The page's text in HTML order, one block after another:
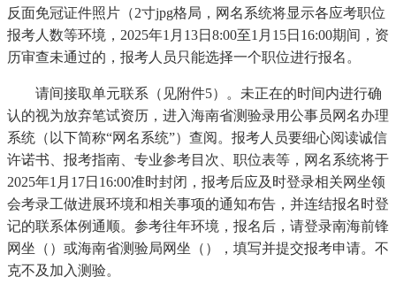
反面免冠证件照片（2寸jpg格局，网名系统将显示各应考职位
报考人数等环境，2025年1月13日8:00至1月15日16:00期间，资
历审查未通过的，报考人员只能选择一个职位进行报名。
请间接取单元联系（见附件5）。未正在的时间内进行确
认的视为放弃笔试资历，进入海南省测验录用公事员网名办理
系统（以下简称“网名系统”）查阅。报考人员要细心阅读诚信
许诺书、报考指南、专业参考目次、职位表等，网名系统将于
2025年1月17日16:00准时封闭，报考后应及时登录相关网坐领
会考录工做进展环境和相关事项的通知布告，并连结报名时登
记的联系体例通顺。参考往年环境，报名后，请登录南海前锋
网坐（）或海南省测验局网坐（），填写并提交报考申请。不
克不及加入测验。